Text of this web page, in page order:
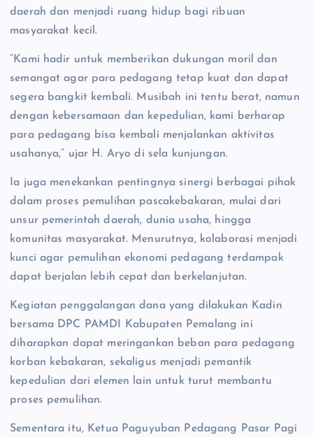
daerah dan menjadi ruang hidup bagi ribuan
masyarakat kecil.
“Kami hadir untuk memberikan dukungan moril dan
semangat agar para pedagang tetap kuat dan dapat
segera bangkit kembali. Musibah ini tentu berat, namun
dengan kebersamaan dan kepedulian, kami berharap
para pedagang bisa kembali menjalankan aktivitas
usahanya,” ujar H. Aryo di sela kunjungan.
Ia juga menekankan pentingnya sinergi berbagai pihak
dalam proses pemulihan pascakebakaran, mulai dari
unsur pemerintah daerah, dunia usaha, hingga
komunitas masyarakat. Menurutnya, kolaborasi menjadi
kunci agar pemulihan ekonomi pedagang terdampak
dapat berjalan lebih cepat dan berkelanjutan.
Kegiatan penggalangan dana yang dilakukan Kadin
bersama DPC PAMDI Kabupaten Pemalang ini
diharapkan dapat meringankan beban para pedagang
korban kebakaran, sekaligus menjadi pemantik
kepedulian dari elemen lain untuk turut membantu
proses pemulihan.
Sementara itu, Ketua Paguyuban Pedagang Pasar Pagi